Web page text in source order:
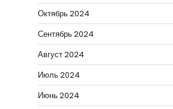
Октябрь 2024
Сентябрь 2024
Август 2024
Июль 2024
Июнь 2024